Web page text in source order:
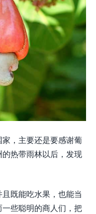
，主要还是要感谢葡
热带雨林以后，发现
既能吃水果，也能当
些聪明的商人们，把